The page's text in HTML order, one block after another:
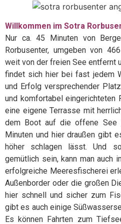
Willkommen im Sotra
Nur ca. 45 Minuten von
Rorbusenter, umgeben von
weit von der freien See entfernt
findet sich hier bei fast jedem
und Erfolg versprechender
und komfortabel eingerichteten
eine eigene Terrasse mit
dem Boot auf die offene See
Minuten und hier draußen gibt
höher schlagen lässt. Und
gemütlich sein, kann man auch
erfolgreiche Meeresfischerei
Außenborder oder die großen
hier schnell und sicher zum
gibt es auch einige
Es können Fahrten zum